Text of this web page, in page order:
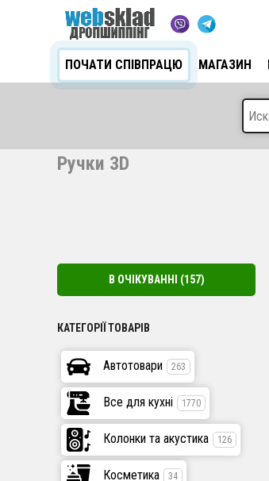
ПОЧАТИ СПІВПРАЦЮ МАГАЗИН
Ручки 3D
В ОЧІКУВАННІ (157)
КАТЕГОРІЇ ТОВАРІВ
Автотовари 263
Все для кухні 1770
Колонки та акустика 126
Косметика 34